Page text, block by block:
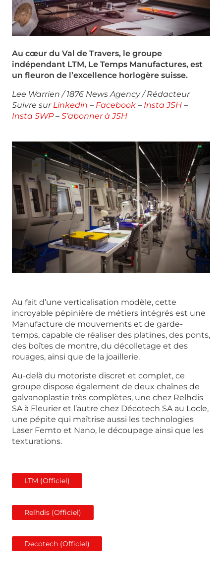
Au cœur du Val de Travers, le groupe
indépendant LTM, Le Temps Manufactures, est
un fleuron de l’excellence horlogère suisse.
Lee Warrien / 1876 News Agency / Rédacteur
Suivre sur Linkedin – Facebook – Insta JSH –
Insta SWP– S’abonner à JSH
Au fait d’une verticalisation modèle, cette
incroyable pépinière de métiers intégrés est une
Manufacture de mouvements et de garde-
temps, capable de réaliser des platines, des ponts,
des boîtes de montre, du décolletage et des
rouages, ainsi que de la joaillerie.
Au-delà du motoriste discret et complet, ce
groupe dispose également de deux chaînes de
galvanoplastie très complètes, une chez Relhdis
SA à Fleurier et l’autre chez Décotech SA au Locle,
une pépite qui maîtrise aussi les technologies
Laser Femto et Nano, le découpage ainsi que les
texturations.
LTM (Officiel)
Relhdis (Officiel)
Decotech (Officiel)